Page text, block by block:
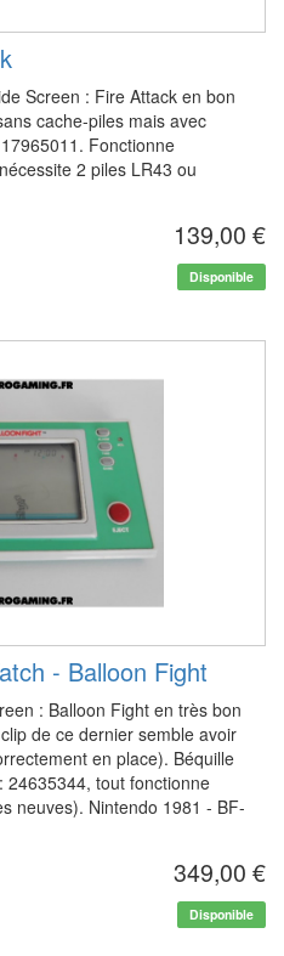
Screen : Fire Attack en bon
cache-piles mais avec
Fonctionne
2 piles LR43 ou
139,00 €
Disponible
- Balloon Fight
: Balloon Fight en très bon
de ce dernier semble avoir
en place). Béquille
tout fonctionne
neuves). Nintendo 1981 - BF-
349,00 €
Disponible